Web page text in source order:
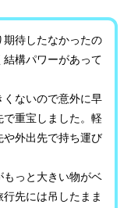
待したなかったの
構パワーがあって
ないので意外に早
で重宝しました。軽
や外出先で持ち運び
っと大きい物がベ
先には吊したまま